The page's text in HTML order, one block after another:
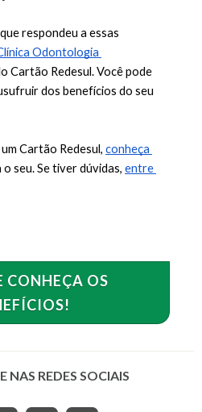
respondeu a essas
Odontologia
Cartão Redesul. Você pode
dos benefícios do seu
Cartão Redesul, conheça
seu. Se tiver dúvidas, entre
CONHEÇA OS
NAS REDES SOCIAIS